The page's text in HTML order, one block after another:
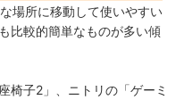
場所に移動して使いやすい
比較的簡単なものが多い傾
椅子2」、ニトリの「ゲーミ